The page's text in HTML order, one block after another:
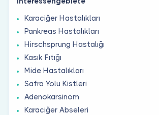
Karaciğer Hastalıkları
Pankreas Hastalıkları
Hirschsprung Hastalığı
Kasık Fıtığı
Mide Hastalıkları
Safra Yolu Kistleri
Adenokarsinom
Karaciğer Abseleri